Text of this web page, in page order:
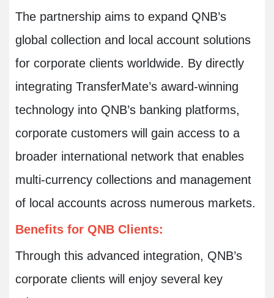
The partnership aims to expand QNB’s
global collection and local account solutions
for corporate clients worldwide. By directly
integrating TransferMate’s award-winning
technology into QNB’s banking platforms,
corporate customers will gain access to a
broader international network that enables
multi-currency collections and management
of local accounts across numerous markets.
Benefits for QNB Clients:
Through this advanced integration, QNB’s
corporate clients will enjoy several key